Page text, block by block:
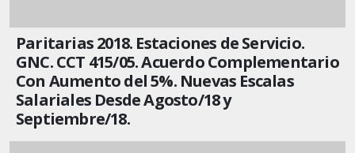
Paritarias 2018. Estaciones de Servicio.
GNC. CCT 415/05. Acuerdo Complementario
Con Aumento del 5%. Nuevas Escalas
Salariales Desde Agosto/18 y
Septiembre/18.